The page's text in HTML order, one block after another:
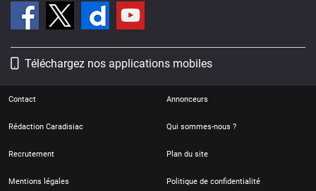
Téléchargez nos applications mobiles
Contact Annonceurs
Rédaction Caradisiac Qui sommes-nous ?
Recrutement Plan du site
Mentions légales Politique de confidentialité